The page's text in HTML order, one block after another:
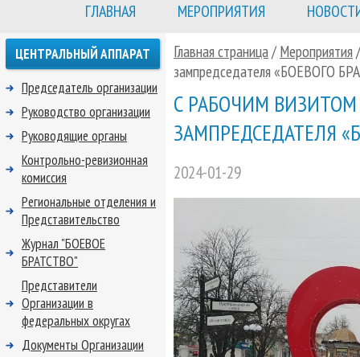
ГЛАВНАЯ МЕРОПРИЯТИЯ
Главная страница/ Мероприятия
зампредседателя «БОЕВОГО
С РАБОЧИМ
ЗАМПРЕДСЕДАТЕЛЯ
2024-01-29
ЦЕНТРАЛЬНЫЙ АППАРАТ
Председатель организации
Руководство организации
Руководящие органы
Контрольно-ревизионная
комиссия
Региональные отделения и
Представительство
Журнал "БОЕВОЕ
БРАТСТВО"
Представители
Организации в
федеральных округах
Документы Организации